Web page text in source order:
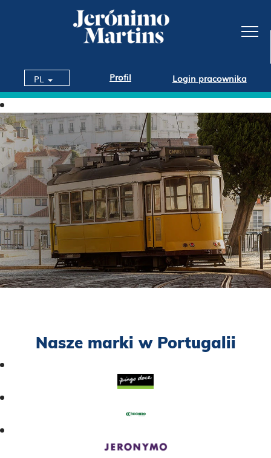
PL Profil Login pracownika
Portugalia
Nasze marki w Portugalii